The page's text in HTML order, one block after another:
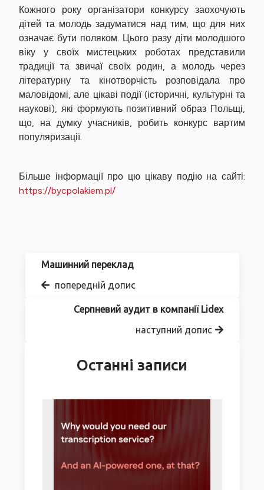
Кожного року організатори конкурсу заохочують
дітей та молодь задуматися над тим, що для них
означає бути поляком. Цього разу діти молодшого
віку у своїх мистецьких роботах представили
традиції та звичаї своїх родин, а молодь через
літературну та кінотворчість розповідала про
маловідомі, але цікаві події (історичні, культурні та
наукові), які формують позитивний образ Польщі,
що, на думку учасників, робить конкурс вартим
популяризації.
Більше інформації про цю цікаву подію на сайті:
https://bycpolakiem.pl/
Машинний переклад
попередній допис
Серпневий аудит в компанії Lidex
наступний допис
Останні записи